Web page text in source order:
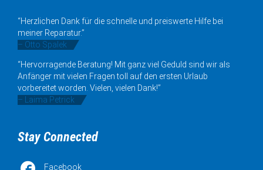
“Herzlichen Dank für die schnelle und preiswerte Hilfe bei
meiner Reparatur.”
– Otto Spalek
“Hervorragende Beratung! Mit ganz viel Geduld sind wir als
Anfänger mit vielen Fragen toll auf den ersten Urlaub
vorbereitet worden. Vielen, vielen Dank!”
– Laima Petrick
Stay Connected
Facebook